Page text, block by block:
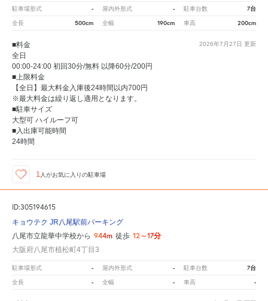
駐車場形式 - 屋内外形式 - 駐車台数 7台
全長 500cm 全幅 190cm 車高 200cm
2026年7月27日 更新
■料金
全日
00:00-24:00 初回30分/無料 以降60分/200円
■上限料金
【全日】最大料金入庫後24時間以内700円
※最大料金は繰り返し適用となります。
■駐車サイズ
大型可 ハイルーフ可
■入出庫可能時間
24時間
1 人がお気に入りの駐車場
ID:305194615
キョウテク JR八尾駅前パーキング
八尾市立龍華中学校から 944m 徒歩 12～17分
大阪府八尾市植松町4丁目3
駐車場形式 - 屋内外形式 - 駐車台数 7台
全長 - 全幅 - 車高 -